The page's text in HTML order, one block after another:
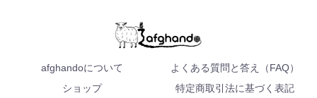
afghandoについて
よくある質問と答え（FAQ）
ショップ
特定商取引法に基づく表記